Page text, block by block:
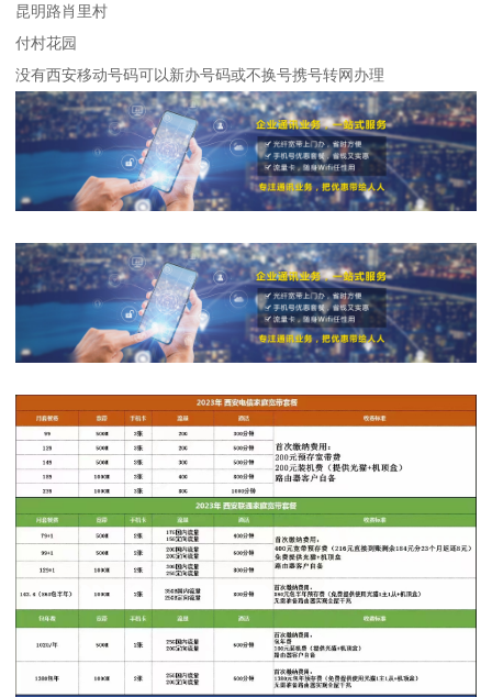
昆明路肖里村
付村花园
没有西安移动号码可以新办号码或不换号携号转网办理